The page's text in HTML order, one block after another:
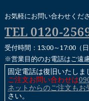
お気軽にお問い合わせくだ
TEL 0120-
受付時間：13:00～17:00（
※営業目的のお電話はご遠慮
固定電話は復旧いたしま
ご注文お問い合わせは
ネットからのご注文もお
さい。